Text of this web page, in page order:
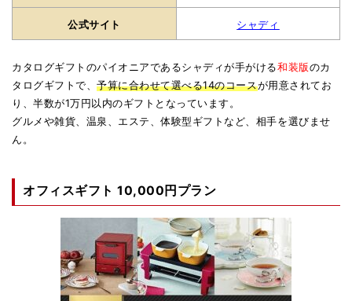
公式サイト シャディ
カタログギフトのパイオニアであるシャディが手がける和装版のカ
タログギフトで、予算に合わせて選べる14のコースが用意されてお
り、半数が1万円以内のギフトとなっています。
グルメや雑貨、温泉、エステ、体験型ギフトなど、相手を選びませ
ん。
オフィスギフト 10,000円プラン